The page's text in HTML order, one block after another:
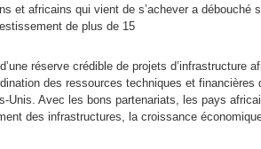
et africains qui vient de s’achever a débouché
de plus de 15
réserve crédible de projets d’infrastructure
des ressources techniques et
Unis. Avec les bons partenariats, les pays
des infrastructures, la croissance